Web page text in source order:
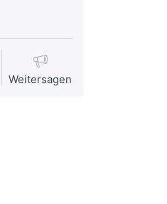
Weitersagen